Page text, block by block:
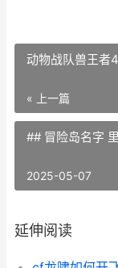
动物战队兽王者
« 上一篇
## 冒险岛名字
2025-05-07
延伸阅读